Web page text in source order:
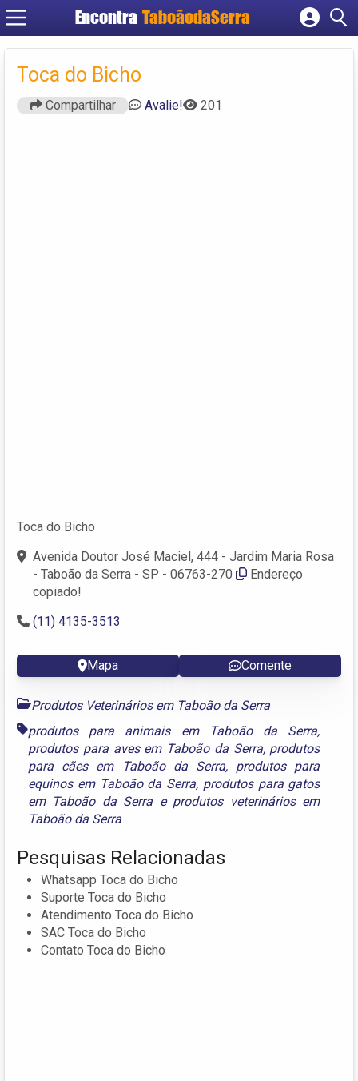
Encontra TaboãodaSerra
Cadastrar empresa
Toca do Bicho
Compartilhar Avalie! 201
Toca do Bicho
Avenida Doutor José Maciel, 444 - Jardim Maria Rosa
- Taboão da Serra - SP - 06763-270
Endereço
copiado!
(11) 4135-3513
Mapa Comente
Produtos Veterinários em Taboão da Serra
produtos para animais em Taboão da Serra,
produtos para aves em Taboão da Serra, produtos
para cães em Taboão da Serra, produtos para
equinos em Taboão da Serra, produtos para gatos
em Taboão da Serra e produtos veterinários em
Taboão da Serra
Pesquisas Relacionadas
Whatsapp Toca do Bicho
Suporte Toca do Bicho
Atendimento Toca do Bicho
SAC Toca do Bicho
Contato Toca do Bicho